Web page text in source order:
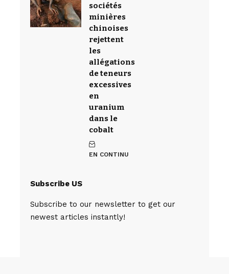
sociétés
minières
chinoises
rejettent
les
allégations
de teneurs
excessives
en
uranium
dans le
cobalt
EN CONTINU
Subscribe US
Subscribe to our newsletter to get our
newest articles instantly!